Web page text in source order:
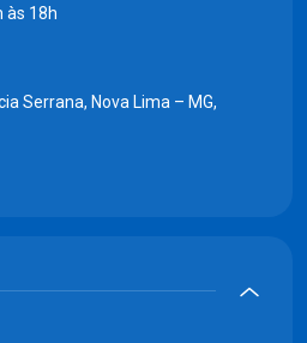
às 18h
Serrana, Nova Lima – MG,